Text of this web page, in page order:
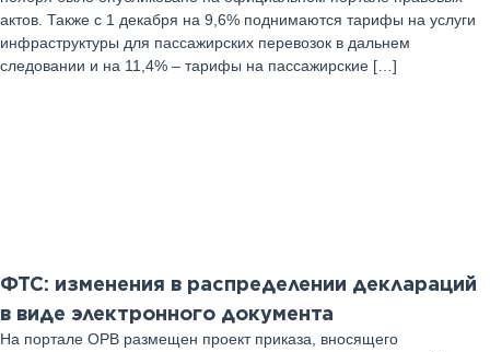
актов. Также с 1 декабря на 9,6% поднимаются тарифы на услуги
инфраструктуры для пассажирских перевозок в дальнем
следовании и на 11,4% – тарифы на пассажирские […]
ФТС: изменения в распределении деклараций
в виде электронного документа
На портале ОРВ размещен проект приказа, вносящего